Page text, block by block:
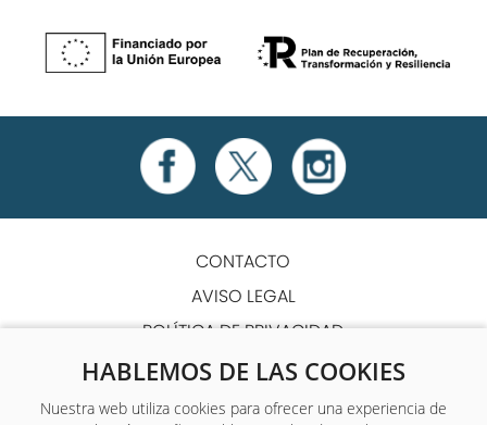
HABLEMOS DE LAS COOKIES
Nuestra web utiliza cookies para ofrecer una experiencia de
CONTACTO
AVISO LEGAL
POLÍTICA DE PRIVACIDAD
POLÍTICA DE COOKIES
TÉRMINOS Y CONDICIONES